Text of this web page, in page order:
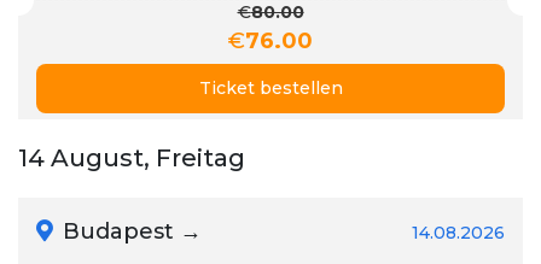
€80.00
€76.00
Ticket bestellen
14 August, Freitag
Budapest → 14.08.2026